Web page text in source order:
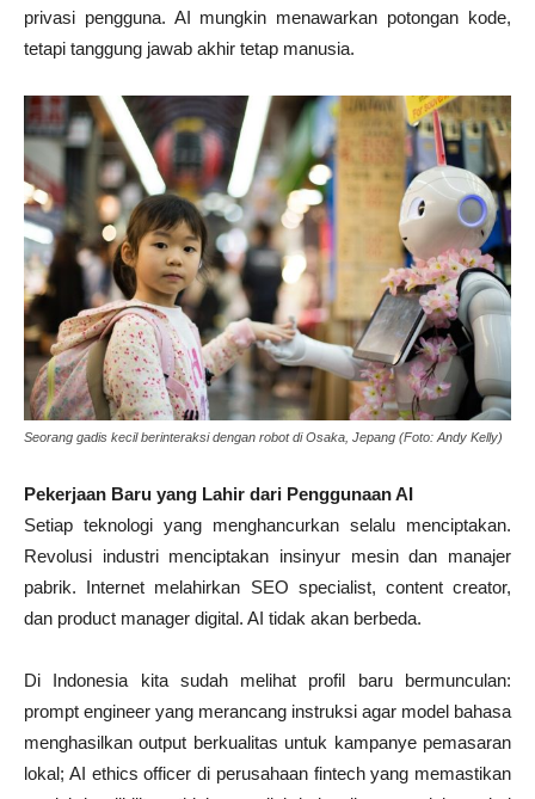
privasi pengguna. AI mungkin menawarkan potongan kode,
tetapi tanggung jawab akhir tetap manusia.
Seorang gadis kecil berinteraksi dengan robot di Osaka, Jepang (Foto: Andy Kelly)
Pekerjaan Baru yang Lahir dari Penggunaan AI
Setiap teknologi yang menghancurkan selalu menciptakan.
Revolusi industri menciptakan insinyur mesin dan manajer
pabrik. Internet melahirkan SEO specialist, content creator,
dan product manager digital. AI tidak akan berbeda.
Di Indonesia kita sudah melihat profil baru bermunculan:
prompt engineer yang merancang instruksi agar model bahasa
menghasilkan output berkualitas untuk kampanye pemasaran
lokal; AI ethics officer di perusahaan fintech yang memastikan